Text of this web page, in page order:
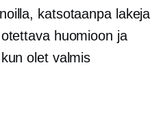
katsotaanpa lakeja
huomioon ja
olet valmis